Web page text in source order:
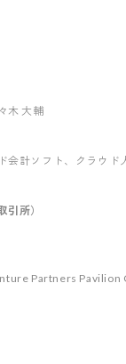
木 大輔
会計ソフト、クラウド
引所）
Partners Pavilion